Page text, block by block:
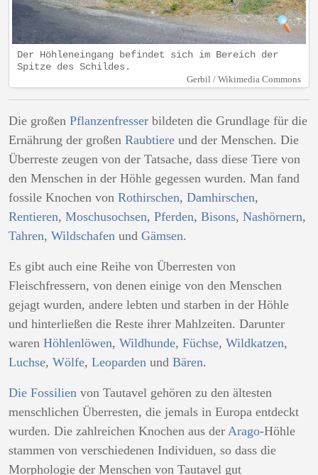
Der Höhleneingang befindet sich im Bereich der
Spitze des Schildes.
Gerbil / Wikimedia Commons
Die großen Pflanzenfresser bildeten die Grundlage für die
Ernährung der großen Raubtiere und der Menschen. Die
Überreste zeugen von der Tatsache, dass diese Tiere von
den Menschen in der Höhle gegessen wurden. Man fand
fossile Knochen von Rothirschen, Damhirschen,
Rentieren, Moschusochsen, Pferden, Bisons, Nashörnern,
Tahren, Wildschafen und Gämsen.
Es gibt auch eine Reihe von Überresten von
Fleischfressern, von denen einige von den Menschen
gejagt wurden, andere lebten und starben in der Höhle
und hinterließen die Reste ihrer Mahlzeiten. Darunter
waren Höhlenlöwen, Wildhunde, Füchse, Wildkatzen,
Luchse, Wölfe, Leoparden und Bären.
Die Fossilien von Tautavel gehören zu den ältesten
menschlichen Überresten, die jemals in Europa entdeckt
wurden. Die zahlreichen Knochen aus der Arago-Höhle
stammen von verschiedenen Individuen, so dass die
Morphologie der Menschen von Tautavel gut